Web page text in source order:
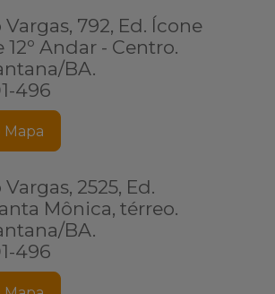
792, Ed. Ícone
12º Andar - Centro.
BA.
496
2525, Ed.
Mônica, térreo.
BA.
496